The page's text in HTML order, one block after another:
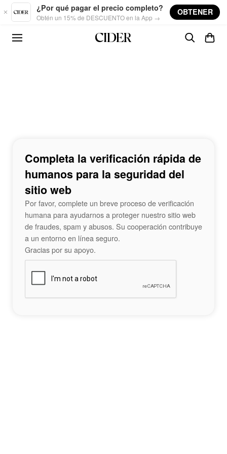
Skip to main content
¿Por qué pagar el precio completo?
Obtén un 15% de DESCUENTO en la App →
OBTENER
Completa la verificación rápida de
humanos para la seguridad del
sitio web
Por favor, complete un breve proceso de verificación
humana para ayudarnos a proteger nuestro sitio web
de fraudes, spam y abusos. Su cooperación contribuye
a un entorno en línea seguro.
Gracias por su apoyo.